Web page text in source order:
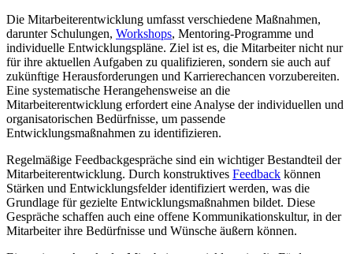
Die Mitarbeiterentwicklung umfasst verschiedene Maßnahmen,
darunter Schulungen, Workshops, Mentoring-Programme und
individuelle Entwicklungspläne. Ziel ist es, die Mitarbeiter nicht nur
für ihre aktuellen Aufgaben zu qualifizieren, sondern sie auch auf
zukünftige Herausforderungen und Karrierechancen vorzubereiten.
Eine systematische Herangehensweise an die
Mitarbeiterentwicklung erfordert eine Analyse der individuellen und
organisatorischen Bedürfnisse, um passende
Entwicklungsmaßnahmen zu identifizieren.
Regelmäßige Feedbackgespräche sind ein wichtiger Bestandteil der
Mitarbeiterentwicklung. Durch konstruktives Feedback können
Stärken und Entwicklungsfelder identifiziert werden, was die
Grundlage für gezielte Entwicklungsmaßnahmen bildet. Diese
Gespräche schaffen auch eine offene Kommunikationskultur, in der
Mitarbeiter ihre Bedürfnisse und Wünsche äußern können.